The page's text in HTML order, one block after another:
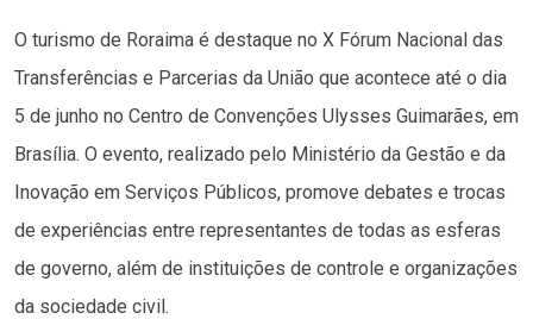
O turismo de Roraima é destaque no X Fórum Nacional das
Transferências e Parcerias da União que acontece até o dia
5 de junho no Centro de Convenções Ulysses Guimarães, em
Brasília. O evento, realizado pelo Ministério da Gestão e da
Inovação em Serviços Públicos, promove debates e trocas
de experiências entre representantes de todas as esferas
de governo, além de instituições de controle e organizações
da sociedade civil.